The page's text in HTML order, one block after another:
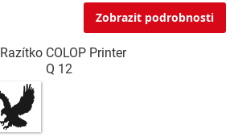
Zobrazit podrobnosti
Razítko COLOP Printer
Q 12